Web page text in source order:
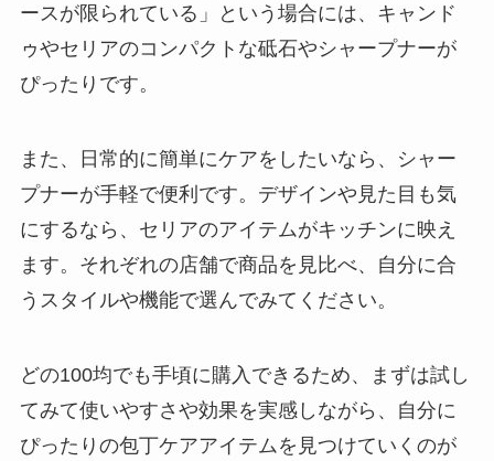
ースが限られている」という場合には、キャンド
ゥやセリアのコンパクトな砥石やシャープナーが
ぴったりです。
また、日常的に簡単にケアをしたいなら、シャー
プナーが手軽で便利です。デザインや見た目も気
にするなら、セリアのアイテムがキッチンに映え
ます。それぞれの店舗で商品を見比べ、自分に合
うスタイルや機能で選んでみてください。
どの100均でも手頃に購入できるため、まずは試し
てみて使いやすさや効果を実感しながら、自分に
ぴったりの包丁ケアアイテムを見つけていくのが